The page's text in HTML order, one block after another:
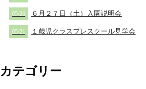
05/26 ６月２７日（土）入園説明会
05/21 １歳児クラスプレスクール見学会
カテゴリー